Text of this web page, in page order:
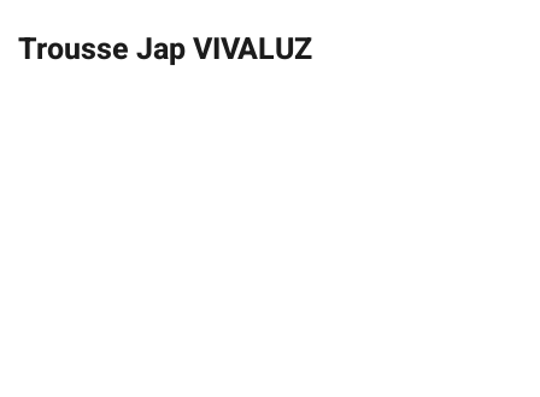
Trousse Jap VIVALUZ